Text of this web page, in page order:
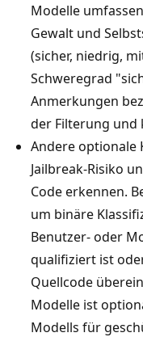
Modelle
Gewalt und
(sicher, niedrig,
Schweregrad
Anmerkungen
der Filterung
Andere optionale
Jailbreak-Risiko
Code erkennen.
um binäre
Benutzer- oder
qualifiziert ist
Quellcode
Modelle ist
Modells für